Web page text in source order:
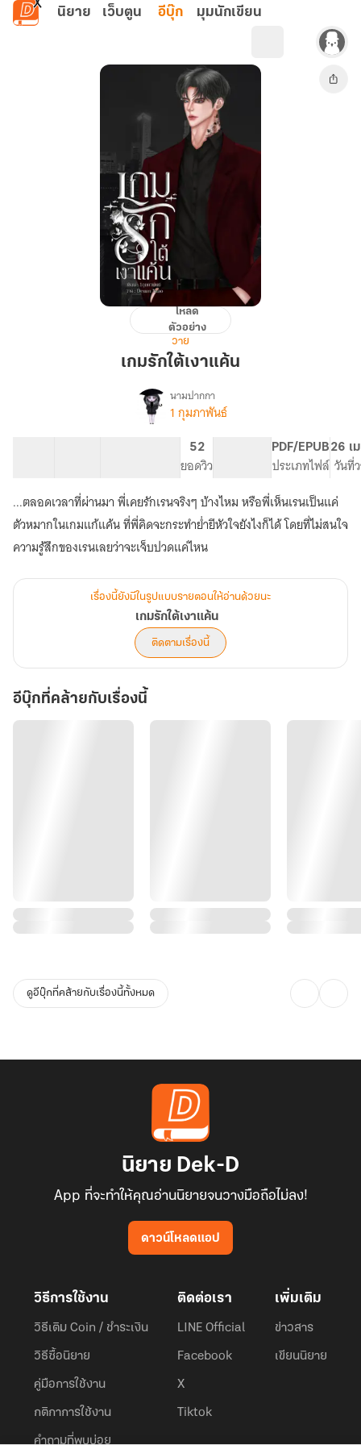
ข้ามไปยังเนื้อหาหลัก
นิยาย เว็บตูน อีบุ๊ก มุมนักเขียน
โหลด
ตัวอย่าง
วาย
เกมรักใต้เงาแค้น
เรื่อง
เกม
รัก
ใต้
เงา
แค้น
นามปากกา
1 กุมภาพันธ์
52
ยอดวิว
PDF/EPUB
ประเภทไฟล์
26 เ
วันที่
...ตลอดเวลาที่ผ่านมา พี่เคยรักเรนจริงๆ บ้างไหม หรือพี่เห็นเรนเป็นแค่
ตัวหมากในเกมแก้แค้น ที่พี่คิดจะกระทำย่ำยีหัวใจยังไงก็ได้ โดยที่ไม่สนใจ
ความรู้สึกของเรนเลยว่าจะเจ็บปวดแค่ไหน
เรื่องนี้ยังมีในรูปแบบรายตอนให้อ่านด้วยนะ
เกมรักใต้เงาแค้น
ติดตามเรื่องนี้
อีบุ๊กที่คล้ายกับเรื่องนี้
ดูอีบุ๊กที่คล้ายกับเรื่องนี้ทั้งหมด
นิยาย Dek-D
App ที่จะทำให้คุณอ่านนิยายจนวางมือถือไม่ลง!
ดาวน์โหลดแอป
วิธีการใช้งาน
วิธีเติม Coin / ชำระเงิน
วิธีซื้อนิยาย
คู่มือการใช้งาน
กติกาการใช้งาน
คำถามที่พบบ่อย
ติดต่อเรา
LINE Official
Facebook
X
Tiktok
เพิ่มเติม
ข่าวสาร
เขียนนิยาย